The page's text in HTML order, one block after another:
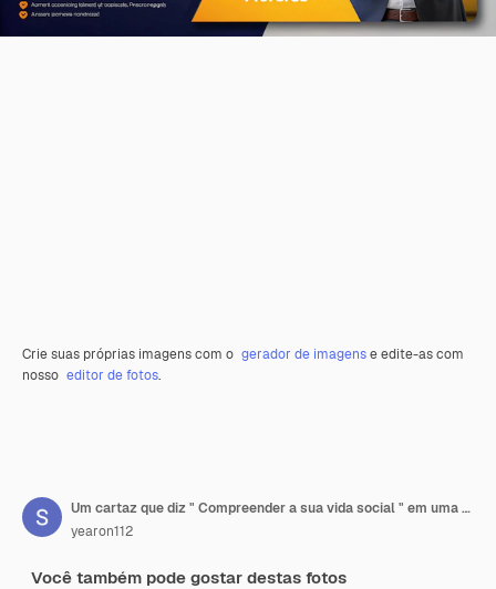
Crie suas próprias imagens com o gerador de imagense edite-as com
nosso editor de fotos.
Um cartaz que diz " Compreender a sua vida social " em uma língua estrangeira.
yearon112
Você também pode gostar destas fotos